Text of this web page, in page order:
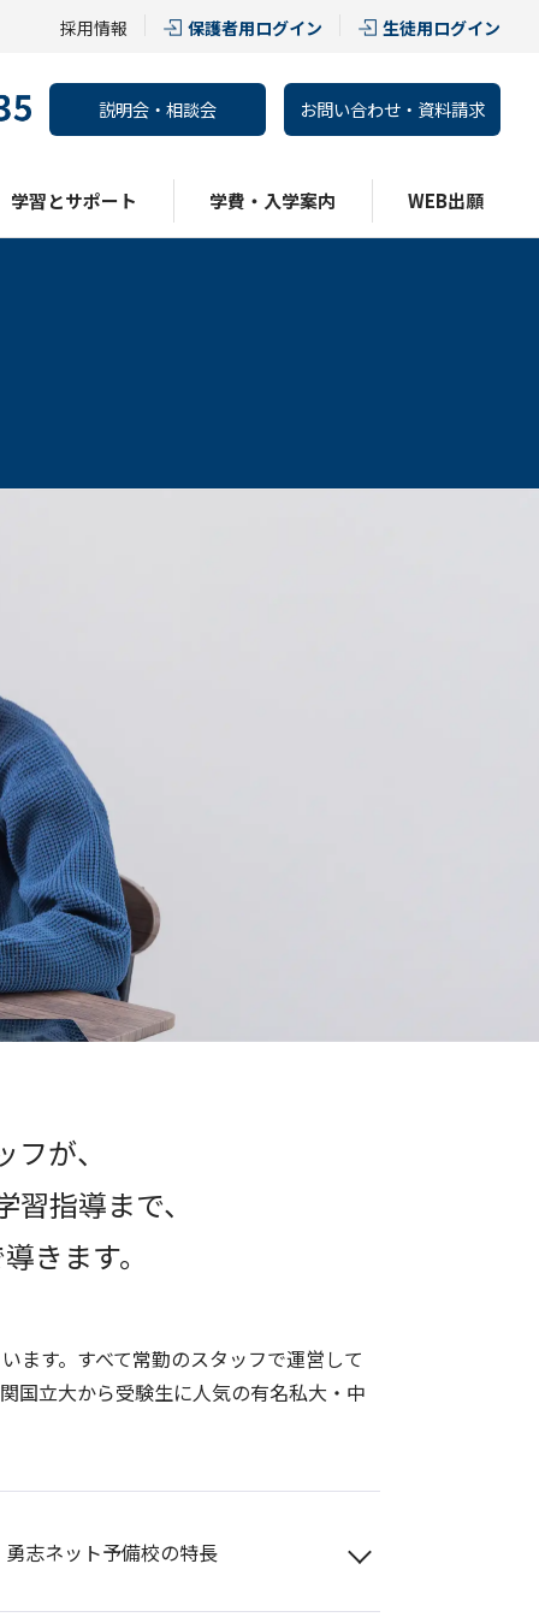
採用情報 保護者用ログイン 生徒用ログイン
説明会・相談会 お問い合わせ・資料請求
学習とサポート 学費・入学案内 WEB出願
が、
指導まで、
きます。
ます。すべて常勤のスタッフで運営して
国立大から受験生に人気の有名私大・中
勇志ネット予備校の特長